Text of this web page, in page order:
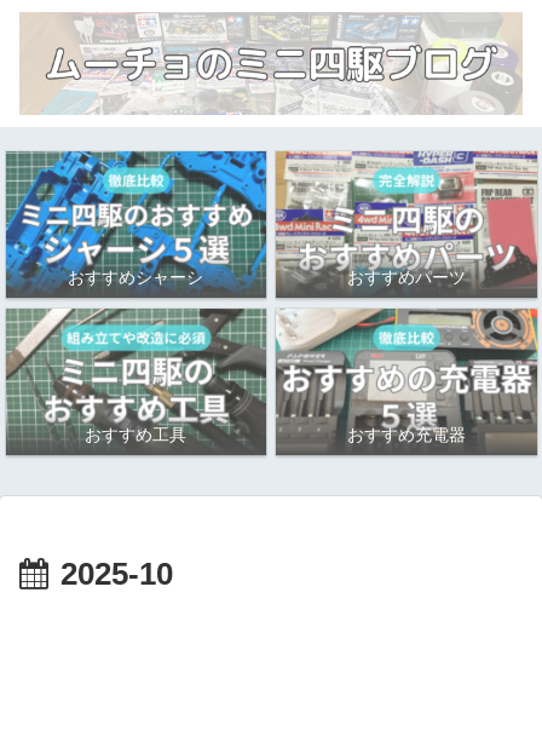
おすすめシャーシ おすすめパーツ
おすすめ工具 おすすめ充電器
2025-10